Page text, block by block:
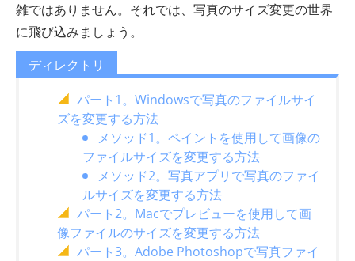
雑ではありません。それでは、写真のサイズ変更の世界
に飛び込みましょう。
ディレクトリ
パート1。Windowsで写真のファイルサイ
ズを変更する方法
メソッド1。ペイントを使用して画像の
ファイルサイズを変更する方法
メソッド2。写真アプリで写真のファイ
ルサイズを変更する方法
パート2。Macでプレビューを使用して画
像ファイルのサイズを変更する方法
パート3。Adobe Photoshopで写真ファイ